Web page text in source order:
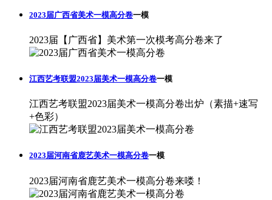
2023届广西省美术一模高分卷一模
2023届【广西省】美术第一次模考高分卷来了
江西艺考联盟2023届美术一模高分卷一模
江西艺考联盟2023届美术一模高分卷出炉（素描+速写
+色彩）
2023届河南省鹿艺美术一模高分卷一模
2023届河南省鹿艺美术一模高分卷来喽！